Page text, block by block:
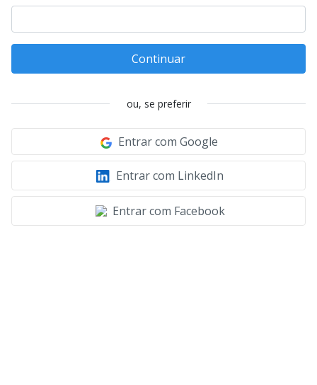
Continuar
ou, se preferir
Entrar com Google
Entrar com LinkedIn
Entrar com Facebook